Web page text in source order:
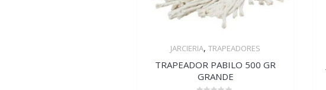
Quick View
JARCIERIA,TRAPEADORES
TRAPEADOR PABILO 500 GR
GRANDE